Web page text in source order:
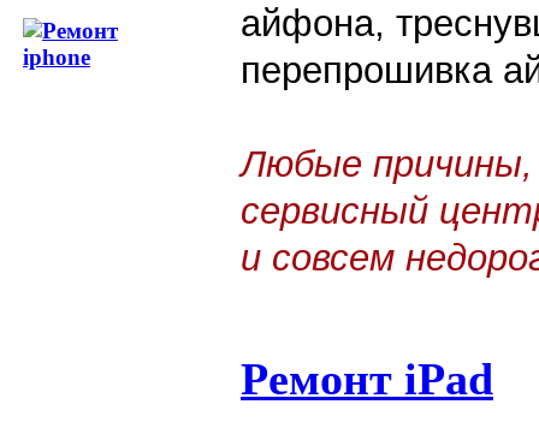
айфона,
перепрошивка
Любые
сервисный
и совсем
Ремонт iPad